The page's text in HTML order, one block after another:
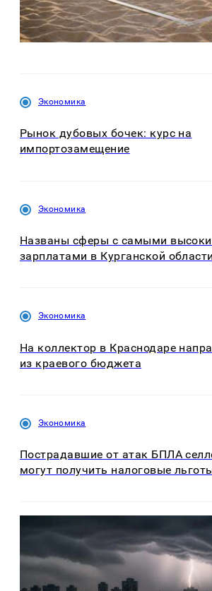
Экономика
Рынок дубовых бочек: курс на
импортозамещение
Экономика
Названы сферы с самыми
зарплатами в Курганской области
Экономика
На коллектор в Краснодаре
из краевого бюджета
Экономика
Пострадавшие от атак БПЛА
могут получить налоговые